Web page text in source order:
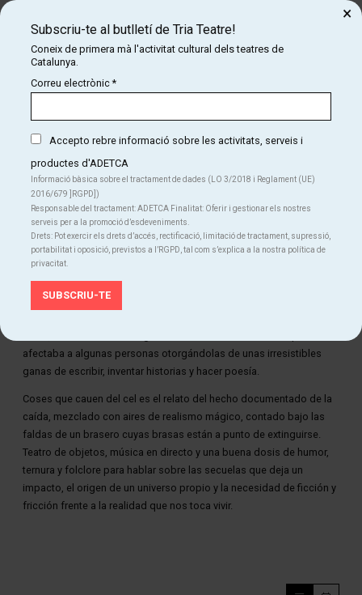
Diapositiva 1 de 1
En la madrugada del 24 de Diciembre de 1858 cayó un meteorito en
afectaba a algunas personas otorgándolas de unas irresistibles
ganas de escribir, inventar historias y hacer poesía.
Coses que cauen del cel es el relato del hecho documentado de la
caída, mezclado con aires de realismo mágico, contado bajo las
faldas de un brasero cuyas brasas están a punto de extinguirse.
Teatro de objetos, música en directo y una buena dosis de humor,
ternura y folclore para hablar sobre las secuelas que deja un
impacto, el origen de un universo propio y la necesidad de ficción y
fricción frente a la realidad que nos toca vivir.
Subscriu-te al butlletí de Tria Teatre!
Coneix de primera mà l'activitat cultural dels teatres de
Catalunya.
Correu electrònic*
Accepto rebre informació sobre les activitats, serveis i
productes d'ADETCA
Informació bàsica sobre el tractament de dades (LO 3/2018 i Reglament (UE)
2016/679 ]RGPD])
Responsable del tractament: ADETCA Finalitat: Oferir i gestionar els nostres
serveis per a la promoció d’esdeveniments.
Drets: Pot exercir els drets d’accés, rectificació, limitació de tractament, supressió,
portabilitat i oposició, previstos a l’RGPD, tal com s’explica a la nostra política de
privacitat.
×